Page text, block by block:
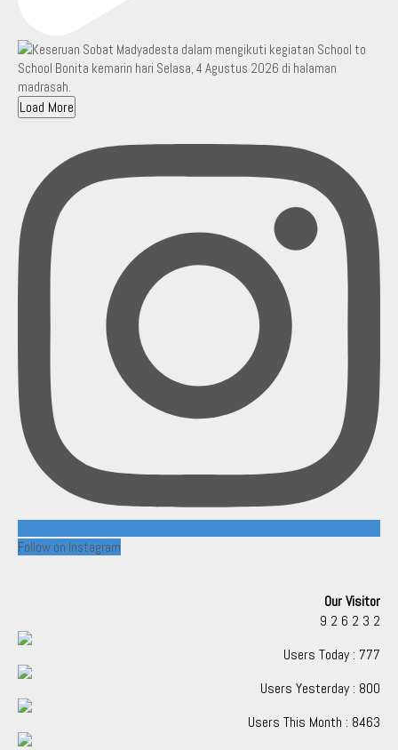
Load More
Follow on Instagram
Our Visitor
9 2 6 2 3 2
Users Today : 777
Users Yesterday : 800
Users This Month : 8463